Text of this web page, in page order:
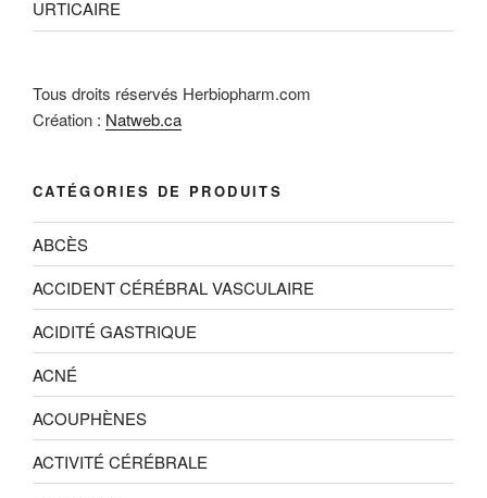
URTICAIRE
Tous droits réservés Herbiopharm.com
Création : Natweb.ca
CATÉGORIES DE PRODUITS
ABCÈS
ACCIDENT CÉRÉBRAL VASCULAIRE
ACIDITÉ GASTRIQUE
ACNÉ
ACOUPHÈNES
ACTIVITÉ CÉRÉBRALE